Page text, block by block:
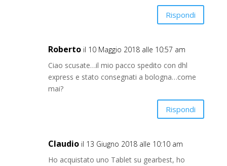
Rispondi
Roberto il 10 Maggio 2018 alle 10:57 am
Ciao scusate…il mio pacco spedito con dhl
express e stato consegnati a bologna…come
mai?
Rispondi
Claudio il 13 Giugno 2018 alle 10:10 am
Ho acquistato uno Tablet su gearbest, ho